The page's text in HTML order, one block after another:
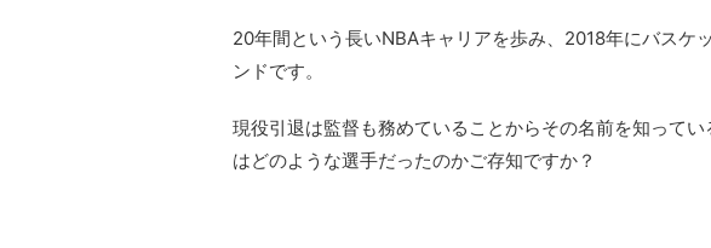
20年間という長いNBAキャリアを歩み、2018年にバスケ
ンドです。
現役引退は監督も務めていることからその名前を知って
はどのような選手だったのかご存知ですか？